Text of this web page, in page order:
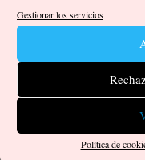
Gestionar los servicios
Política de
Ilusión, emoción,
prefiramos para cada
Enviar